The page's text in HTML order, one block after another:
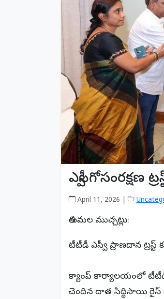
ఎస్వీ గోసంరక్షణ
April 11, 2026 |
తిరుమల ముచ్చట్లు:
టీటీడీ ఎస్వీ ప్రాణదాన ట్రస్ట్
క్యాంప్ కార్యాలయంలో టీటీడీ
చెందిన దాత సిద్థిసాయి